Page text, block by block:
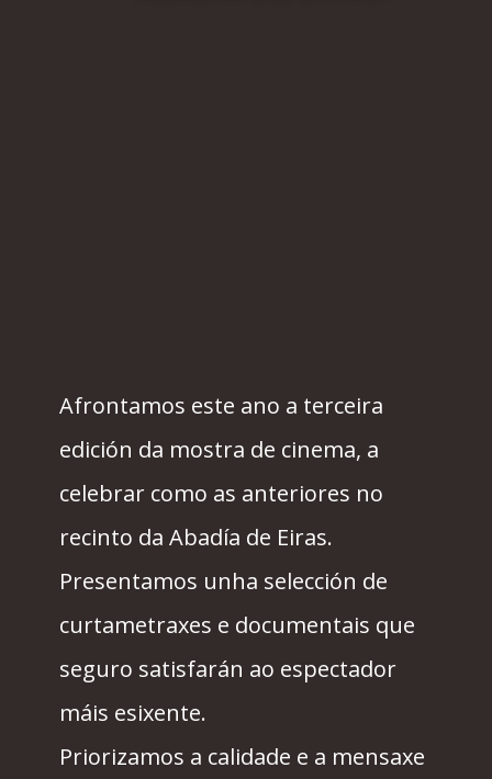
Afrontamos este ano a terceira
edición da mostra de cinema, a
celebrar como as anteriores no
recinto da Abadía de Eiras.
Presentamos unha selección de
curtametraxes e documentais que
seguro satisfarán ao espectador
máis esixente.
Priorizamos a calidade e a mensaxe